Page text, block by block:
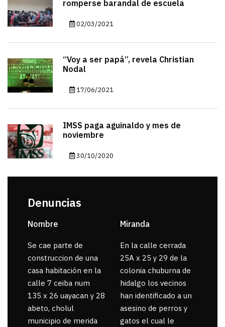
romperse barandal de escuela
02/03/2021
“Voy a ser papá”, revela Christian
Nodal
17/06/2021
IMSS paga aguinaldo y mes de
noviembre
30/10/2020
Denuncias
Nombre
Se cae parte de
construccion de una
casa habitación en la
calle 7 ceiba num
135 x 26 uayacan y 28
abeto, cholul
municipio de merida
Miranda
En la calle cerrada
25A x 25 y 29 de la
colonia chuburna de
hidalgo los vecinos
han identificado a un
asesino de perros y
gatos el cual le